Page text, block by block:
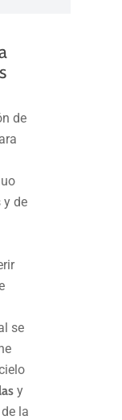
de
y de
se
y
la